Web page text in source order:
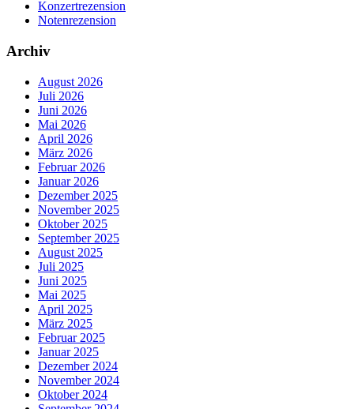
Konzertrezension
Notenrezension
Archiv
August 2026
Juli 2026
Juni 2026
Mai 2026
April 2026
März 2026
Februar 2026
Januar 2026
Dezember 2025
November 2025
Oktober 2025
September 2025
August 2025
Juli 2025
Juni 2025
Mai 2025
April 2025
März 2025
Februar 2025
Januar 2025
Dezember 2024
November 2024
Oktober 2024